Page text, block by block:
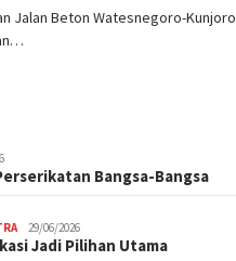
Jalan Beton Watesnegoro-
Bangsa-Bangsa
29/06/2026
Jadi Pilihan Utama